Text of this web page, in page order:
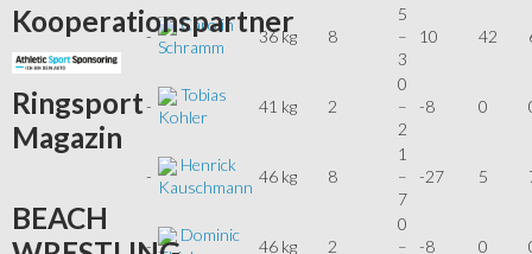
-
Carolin
Schramm
36 kg 8
5
–
3
10 42
-
Tobias
Kohler
41 kg 2
0
–
2
-8 0
-
Henrick
Kauschmann
46 kg 8
1
–
7
-27 5
-
Dominic
46 kg 2
0
–
-8 0
Kooperationspartner
Ringsport
Magazin
BEACH